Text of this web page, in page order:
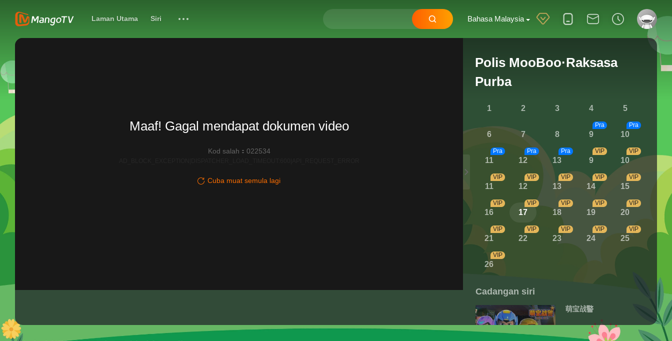
Bahasa Malaysia
Laman Utama Siri
Polis MooBoo·Raksasa
Purba
1 2 3 4 5
6 7 8 9
Pra
10
Pra
11
Pra
12
Pra
13
Pra
9
VIP
10
VIP
11
VIP
12
VIP
13
VIP
14
VIP
15
VIP
16
VIP
17
VIP
18
VIP
19
VIP
20
VIP
21
VIP
22
VIP
23
VIP
24
VIP
25
VIP
26
VIP
Cadangan siri
萌宝战警
Maaf! Gagal mendapat dokumen video
Kod salah：022534
Cuba muat semula lagi